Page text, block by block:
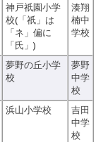
神戸祇園小学
校(「祇」は
「ネ」偏に
「氏」)
湊翔
楠中
学校
夢野の丘小学
校
夢野
中学
校
浜山小学校
吉田
中学
校